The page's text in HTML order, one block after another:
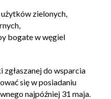
użytków zielonych,
bogate w węgiel
do wsparcia
się w posiadaniu
najpóźniej 31 maja.